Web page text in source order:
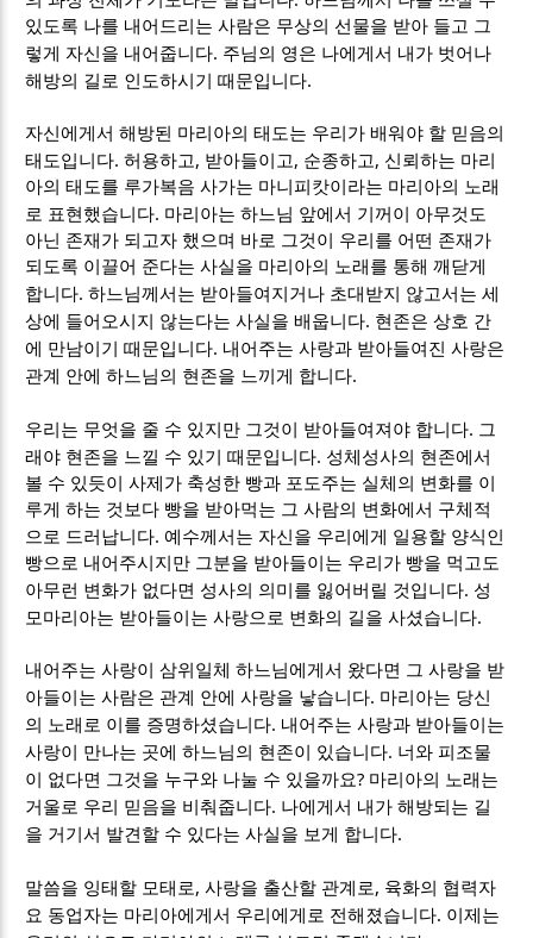
있도록 나를 내어드리는 사람은 무상의 선물을 받아 들고 그
렇게 자신을 내어줍니다. 주님의 영은 나에게서 내가 벗어나
해방의 길로 인도하시기 때문입니다.
자신에게서 해방된 마리아의 태도는 우리가 배워야 할 믿음의
태도입니다.허용하고, 받아들이고, 순종하고, 신뢰하는 마리
아의 태도를 루가복음 사가는 마니피캇이라는 마리아의 노래
로 표현했습니다. 마리아는 하느님 앞에서 기꺼이 아무것도
아닌 존재가 되고자 했으며 바로 그것이 우리를 어떤 존재가
되도록 이끌어 준다는 사실을 마리아의 노래를 통해 깨닫게
합니다.하느님께서는 받아들여지거나 초대받지 않고서는 세
상에 들어오시지 않는다는 사실을 배웁니다. 현존은 상호 간
에 만남이기 때문입니다. 내어주는 사랑과 받아들여진 사랑은
관계 안에 하느님의 현존을 느끼게 합니다.
우리는 무엇을 줄 수 있지만 그것이 받아들여져야 합니다. 그
래야 현존을 느낄 수 있기 때문입니다. 성체성사의 현존에서
볼 수 있듯이 사제가 축성한 빵과 포도주는 실체의 변화를 이
루게 하는 것보다 빵을 받아먹는 그 사람의 변화에서 구체적
으로 드러납니다.예수께서는 자신을 우리에게 일용할 양식인
빵으로 내어주시지만 그분을 받아들이는 우리가 빵을 먹고도
아무런 변화가 없다면 성사의 의미를 잃어버릴 것입니다. 성
모마리아는 받아들이는 사랑으로 변화의 길을 사셨습니다.
내어주는 사랑이 삼위일체 하느님에게서 왔다면 그 사랑을 받
아들이는 사람은 관계 안에 사랑을 낳습니다. 마리아는 당신
의 노래로 이를 증명하셨습니다. 내어주는 사랑과 받아들이는
사랑이 만나는 곳에 하느님의 현존이 있습니다. 너와 피조물
이 없다면 그것을 누구와 나눌 수 있을까요? 마리아의 노래는
거울로 우리 믿음을 비춰줍니다. 나에게서 내가 해방되는 길
을 거기서 발견할 수 있다는 사실을 보게 합니다.
말씀을 잉태할 모태로,사랑을 출산할 관계로, 육화의 협력자
요 동업자는 마리아에게서 우리에게로 전해졌습니다. 이제는